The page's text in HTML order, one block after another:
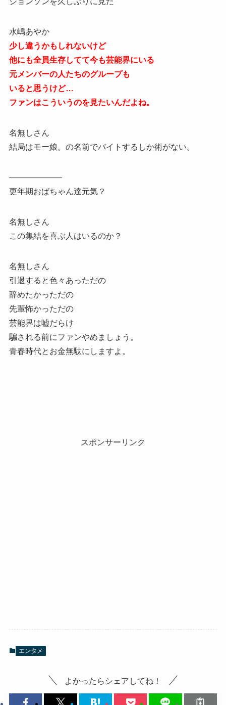
水嶋あやか
少し違うかもしれないけど
他にも全員生存してて今も芸能界にいる
元メンバーの人たちのグループも
いると思うけど…
ファンはこういうのを見たいんだよね。
名無しさん
結局はモー娘。の名前でバイトするしか術がない。
——————–
更年期おばちゃん達元気？
名無しさん
この集結を喜ぶ人はいるのか？
名無しさん
引退すると色々あっただの
辞めたかっただの
先輩怖かっただの
芸能界は嘘だらけ
騙される前にファンやめましょう。
青春時代とお金無駄にしますよ。
スポンサーリンク
エンタメ
よかったらシェアしてね！